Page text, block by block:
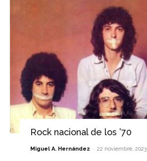
Rock nacional de los ’70
Miguel A. Hernández - 22 noviembre, 2023